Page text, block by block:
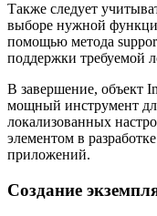
Также следует
выборе нужной
помощью метода
поддержки требуемой
В завершение, объект
мощный инструмент
локализованных
элементом в
приложений.
Создание